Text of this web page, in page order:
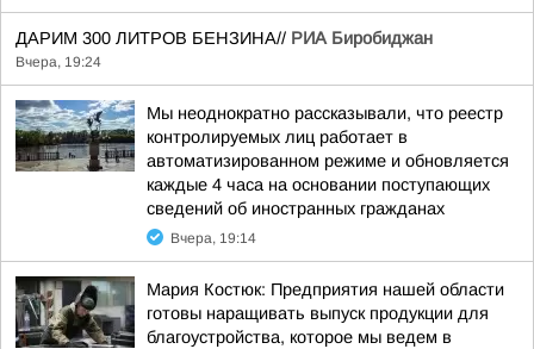
ДАРИМ 300 ЛИТРОВ БЕНЗИНА// РИА Биробиджан
Вчера, 19:24
Мы неоднократно рассказывали, что реестр
контролируемых лиц работает в
автоматизированном режиме и обновляется
каждые 4 часа на основании поступающих
сведений об иностранных гражданах
Вчера, 19:14
Мария Костюк: Предприятия нашей области
готовы наращивать выпуск продукции для
благоустройства, которое мы ведем в